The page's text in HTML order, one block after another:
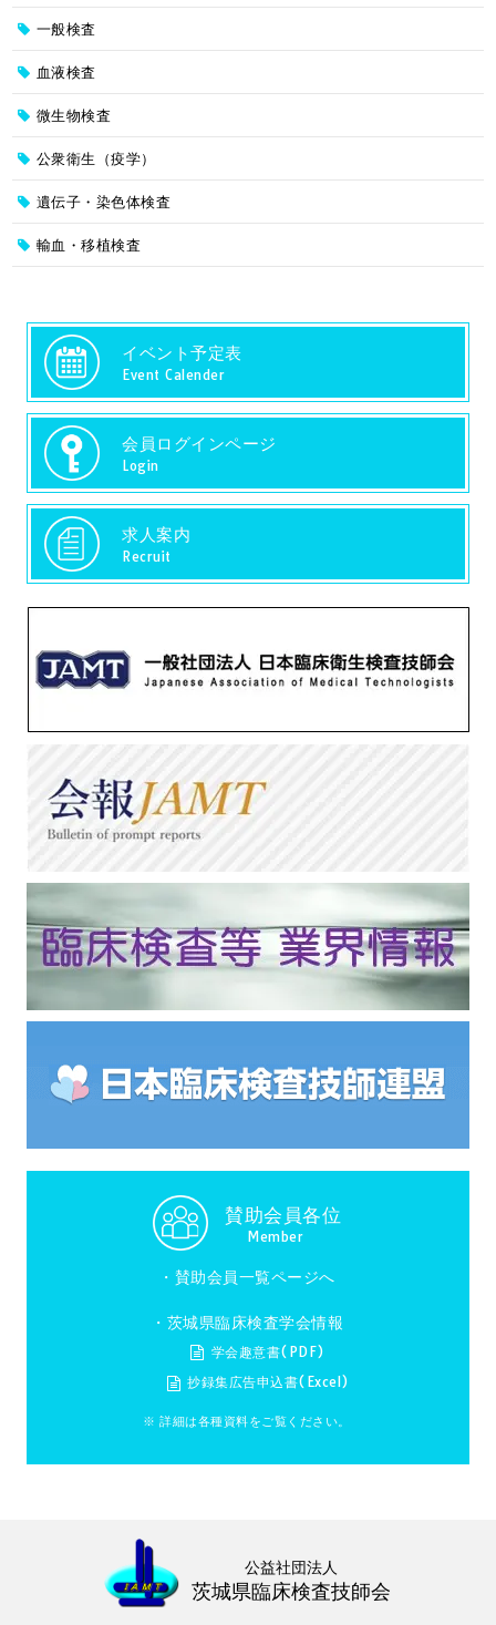
一般検査
血液検査
微生物検査
公衆衛生（疫学）
遺伝子・染色体検査
輸血・移植検査
イベント予定表
Event Calender
会員ログインページ
Login
求人案内
Recruit
賛助会員各位
Member
・ 賛助会員一覧ページへ
・茨城県臨床検査学会情報
学会趣意書(PDF)
抄録集広告申込書(Excel)
※ 詳細は各種資料をご覧ください。
公益社団法人
茨城県臨床検査技師会